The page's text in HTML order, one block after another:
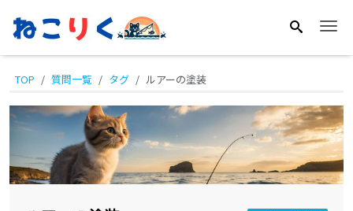
TOP 質問一覧 タグ ルアーの塗装